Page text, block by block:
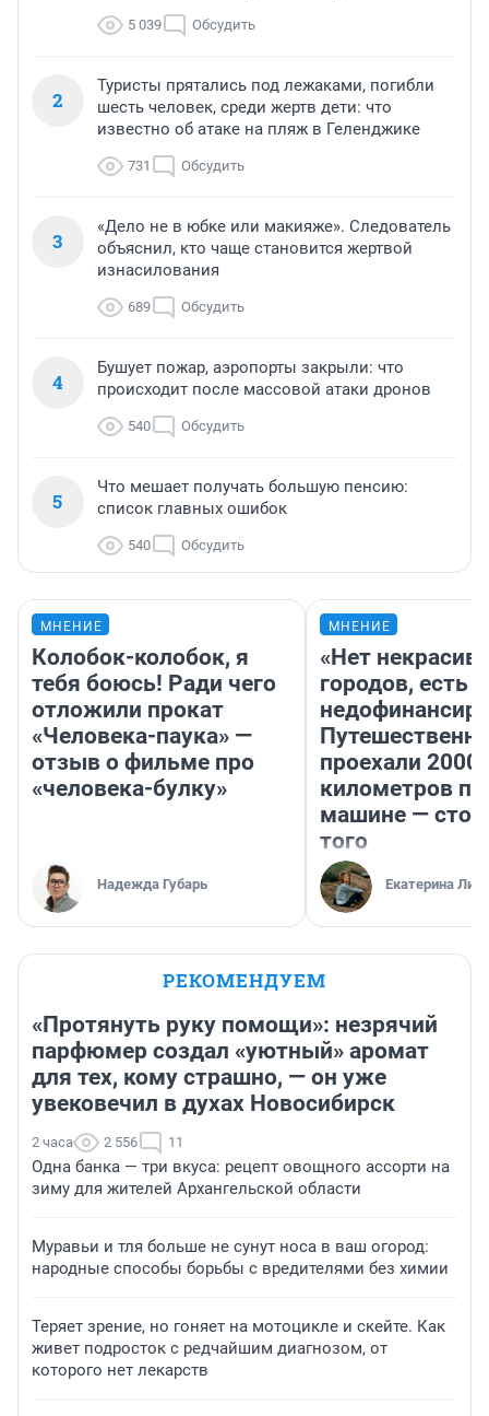
5 039 Обсудить
2
Туристы прятались под лежаками, погибли
шесть человек, среди жертв дети: что
известно об атаке на пляж в Геленджике
731 Обсудить
3
«Дело не в юбке или макияже». Следователь
объяснил, кто чаще становится жертвой
изнасилования
689 Обсудить
4
Бушует пожар, аэропорты закрыли: что
происходит после массовой атаки дронов
540 Обсудить
5
Что мешает получать большую пенсию:
список главных ошибок
540 Обсудить
МНЕНИЕ
Колобок-колобок, я
тебя боюсь! Ради чего
отложили прокат
«Человека-паука» —
отзыв о фильме про
«человека-булку»
Надежда Губарь
МНЕНИЕ
«Нет
городов, есть
проехали 2000
километров по
машине —
того
Екатерина
РЕКОМЕНДУЕМ
«Протянуть руку помощи»: незрячий
парфюмер создал «уютный» аромат
для тех, кому страшно, — он уже
увековечил в духах Новосибирск
2 часа 2 556 11
Одна банка — три вкуса: рецепт овощного ассорти на
зиму для жителей Архангельской области
Муравьи и тля больше не сунут носа в ваш огород:
народные способы борьбы с вредителями без химии
Теряет зрение, но гоняет на мотоцикле и скейте. Как
живет подросток с редчайшим диагнозом, от
которого нет лекарств